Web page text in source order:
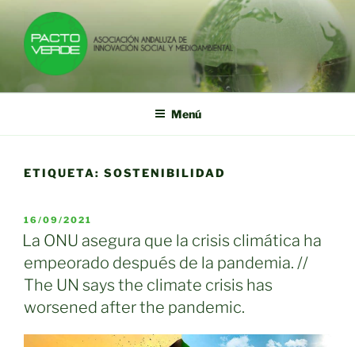
contenido
PACTO VERDE
Asociación Andaluza de Innovación Social y Medioambiental
Menú
ETIQUETA: SOSTENIBILIDAD
PUBLICADO
EL
16/09/2021
La ONU asegura que la crisis climática ha
empeorado después de la pandemia. //
The UN says the climate crisis has
worsened after the pandemic.